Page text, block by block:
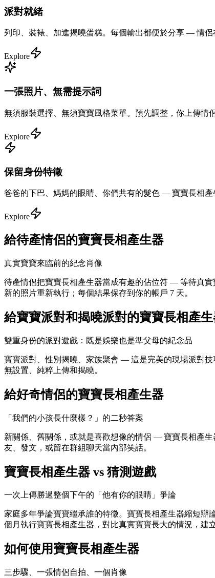
派對就緒
列印、裝裱、加進揭曉蛋糕。每個輸出都便於分享 — 情
Explore
一張照片、無需提示詞
無須服裝選擇、無須寶寶風格菜單。預先調整，你上傳情
Explore
保留身份特徵
爸爸的下巴、媽媽的眼睛、你們共有的髮色 — 寶寶長相
Explore
給待產情侶的寶寶長相產生器
真實寶寶來臨前的紀念肖像
待產情侶把寶寶長相產生器當成有趣的佔位符 — 等待真
新的照片重新執行；每個結果保存到你的帳戶 7 天。
給寶寶派對和揭曉派對的寶寶長相產
雙重身份的派對遊戲：既是娛樂也是準父母的紀念品
寶寶派對、性別揭曉、家族聚會 — 這是完美的現場派對
無設置、純粹上傳和揭曉。
給好奇情侶的寶寶長相產生器
「我們的小孩長什麼樣？」的二秒答案
新關係、舊關係，或就是喜歡想像的情侶 — 寶寶長相產
友、發文，或留在群組聊天當內部笑話。
寶寶長相產生器 vs 猜測遊戲
一次上傳勝過整個下午的「他有你的眼睛」爭論
家庭多年爭論寶寶繼承誰的特徵。寶寶長相產生器縮短
個月執行寶寶長相產生器，對比真實寶寶長大的情況，建
如何使用寶寶長相產生器
三步驟、一張情侶自拍、一個肖像